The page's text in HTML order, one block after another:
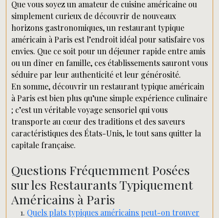
Que vous soyez un amateur de cuisine américaine ou
simplement curieux de découvrir de nouveaux
horizons gastronomiques, un restaurant typique
américain à Paris est l’endroit idéal pour satisfaire vos
envies. Que ce soit pour un déjeuner rapide entre amis
ou un dîner en famille, ces établissements sauront vous
séduire par leur authenticité et leur générosité.
En somme, découvrir un restaurant typique américain
à Paris est bien plus qu’une simple expérience culinaire
; c’est un véritable voyage sensoriel qui vous
transporte au cœur des traditions et des saveurs
caractéristiques des États-Unis, le tout sans quitter la
capitale française.
Questions Fréquemment Posées
sur les Restaurants Typiquement
Américains à Paris
Quels plats typiques américains peut-on trouver